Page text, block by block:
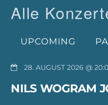
Alle
UPCOMING
28. AUGUST 2026 @
NILS WOGRAM